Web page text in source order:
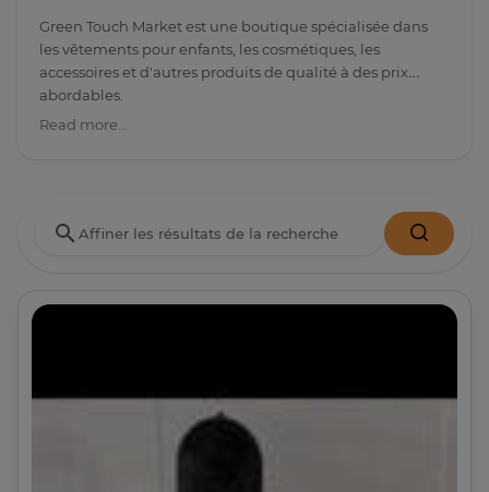
Green Touch Market est une boutique spécialisée dans
les vêtements pour enfants, les cosmétiques, les
accessoires et d'autres produits de qualité à des prix
abordables.
Read more...